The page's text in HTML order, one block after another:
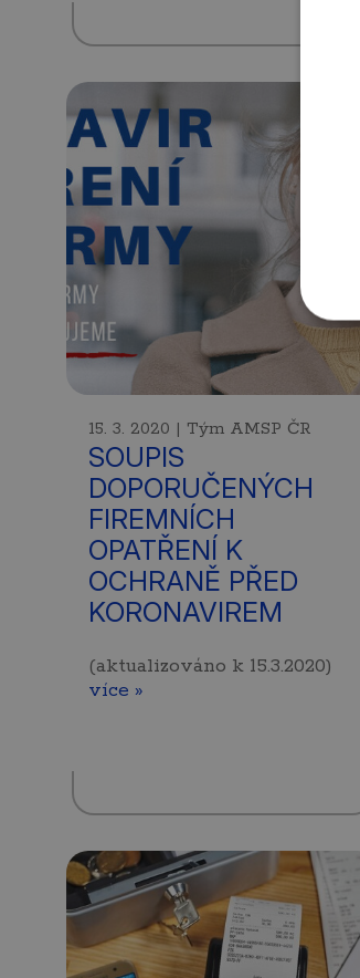
15. 3. 2020 | Tým AMSP ČR
SOUPIS
DOPORUČENÝCH
FIREMNÍCH
OPATŘENÍ K
OCHRANĚ PŘED
KORONAVIREM
(aktualizováno k 15.3.2020)
více »